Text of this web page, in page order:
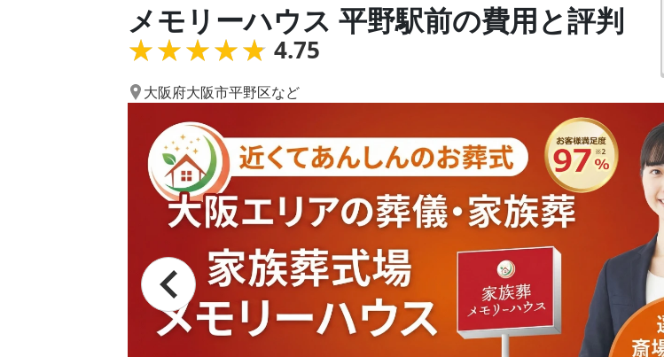
メモリーハウス 平野駅前の費用と評判
★★★★★
★★★★★ 4.75
大阪府大阪市平野区など